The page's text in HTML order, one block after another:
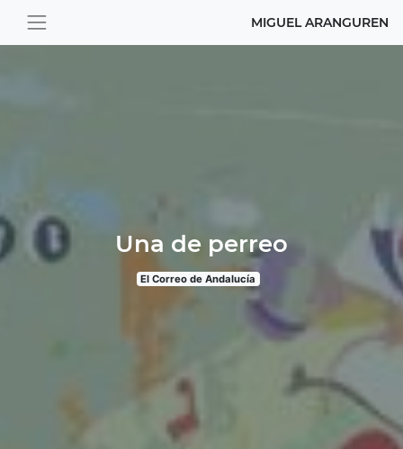
MIGUEL ARANGUREN
Una de perreo
El Correo de Andalucía